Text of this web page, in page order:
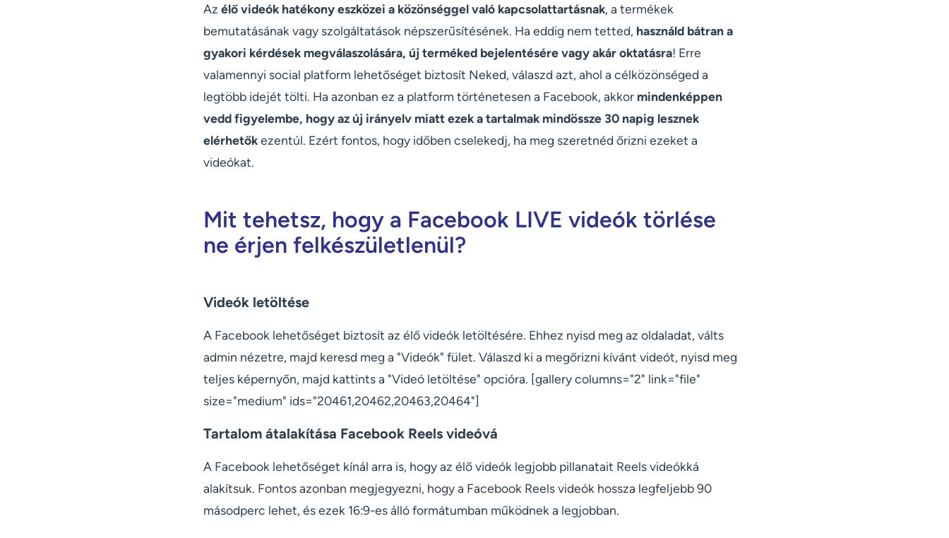
Az élő videók hatékony eszközei a közönséggel való kapcsolattartásnak, a termékek
bemutatásának vagy szolgáltatások népszerűsítésének. Ha eddig nem tetted, használd bátran a
gyakori kérdések megválaszolására, új terméked bejelentésére vagy akár oktatásra! Erre
valamennyi social platform lehetőséget biztosít Neked, válaszd azt, ahol a célközönséged a
legtöbb idejét tölti. Ha azonban ez a platform történetesen a Facebook, akkor mindenképpen
vedd figyelembe, hogy az új irányelv miatt ezek a tartalmak mindössze 30 napig lesznek
elérhetőkezentúl. Ezért fontos, hogy időben cselekedj, ha meg szeretnéd őrizni ezeket a
videókat.
Mit tehetsz, hogy a Facebook LIVE videók törlése
ne érjen felkészületlenül?
Videók letöltése
A Facebook lehetőséget biztosít az élő videók letöltésére. Ehhez nyisd meg az oldaladat, válts
admin nézetre, majd keresd meg a "Videók" fület. Válaszd ki a megőrizni kívánt videót, nyisd meg
teljes képernyőn, majd kattints a "Videó letöltése" opcióra. [gallery columns="2" link="file"
size="medium" ids="20461,20462,20463,20464"]
Tartalom átalakítása Facebook Reels videóvá
A Facebook lehetőséget kínál arra is, hogy az élő videók legjobb pillanatait Reels videókká
alakítsuk. Fontos azonban megjegyezni, hogy a Facebook Reels videók hossza legfeljebb 90
másodperc lehet, és ezek 16:9-es álló formátumban működnek a legjobban.